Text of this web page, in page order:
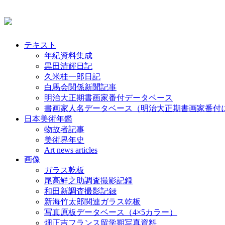
テキスト
年紀資料集成
黒田清輝日記
久米桂一郎日記
白馬会関係新聞記事
明治大正期書画家番付データベース
書画家人名データベース（明治大正期書画家番付
日本美術年鑑
物故者記事
美術界年史
Art news articles
画像
ガラス乾板
尾高鮮之助調査撮影記録
和田新調査撮影記録
新海竹太郎関連ガラス乾板
写真原板データベース（4×5カラー）
畑正吉フランス留学期写真資料